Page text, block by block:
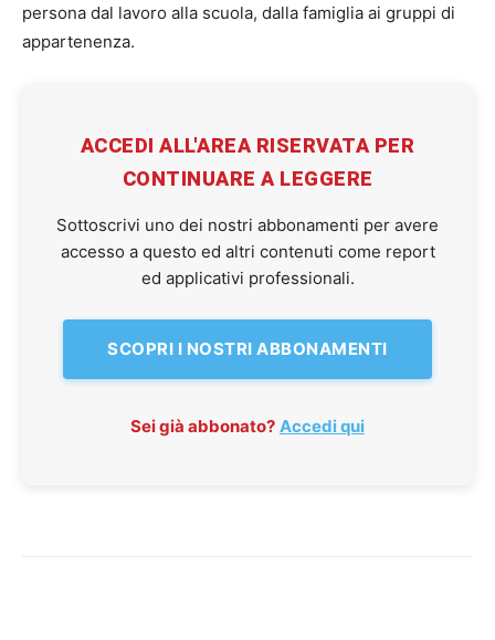
persona dal lavoro alla scuola, dalla famiglia ai gruppi di
appartenenza.
ACCEDI ALL'AREA RISERVATA PER
CONTINUARE A LEGGERE
Sottoscrivi uno dei nostri abbonamenti per avere
accesso a questo ed altri contenuti come report
ed applicativi professionali.
SCOPRI I NOSTRI ABBONAMENTI
Sei già abbonato? Accedi qui